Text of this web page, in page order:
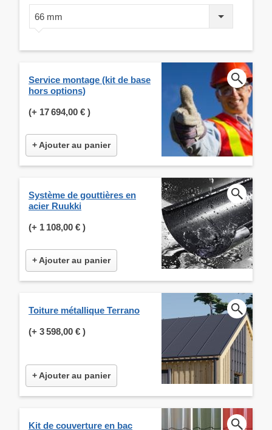
66 mm
Service montage (kit de base
hors options)
(+ 17 694,00 € )
+ Ajouter au panier
Système de gouttières en
acier Ruukki
(+ 1 108,00 € )
+ Ajouter au panier
Toiture métallique Terrano
(+ 3 598,00 € )
+ Ajouter au panier
Kit de couverture en bac